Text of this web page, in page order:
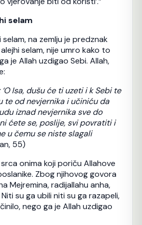
selam
selam, na zemlju je predznak
selam, nije umro kako to
je Allah uzdigao Sebi. Allah,
Isa, dušu će ti uzeti i k Sebi te
te od nevjernika i učiniću da
iznad nevjernika sve do
ćete se, poslije, svi povratiti i
u čemu se niste slagali
55)
onima koji poriču Allahove
Zbog njihovog govora
Mejremina, radijallahu anha,
su ga ubili niti su ga razapeli,
nego ga je Allah uzdigao